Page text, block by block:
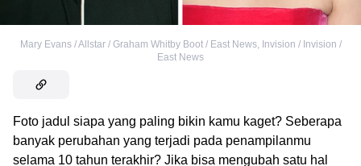
Mary Evans / Allstar / Graham Whitby Boot / East News, Invision / Invision /
East News
Foto jadul siapa yang paling bikin kamu kaget? Seberapa
banyak perubahan yang terjadi pada penampilanmu
selama 10 tahun terakhir? Jika bisa mengubah satu hal